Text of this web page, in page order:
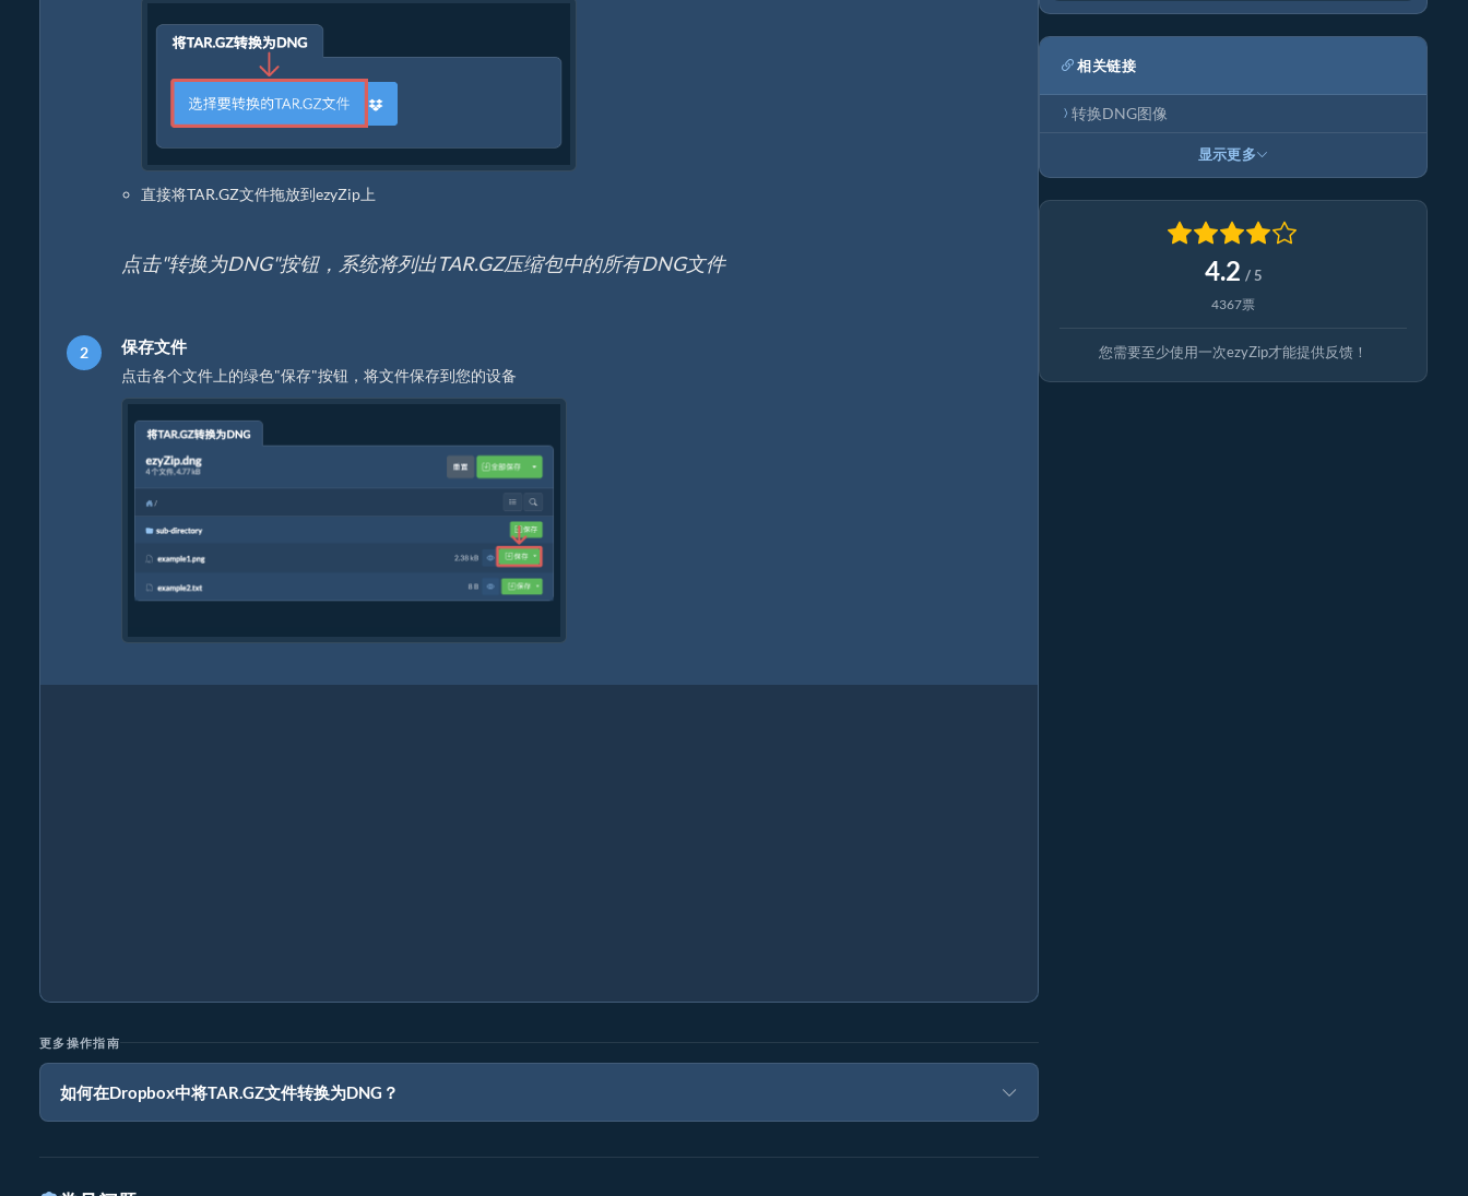
直接将TAR.GZ文件拖放到ezyZip上
点击"转换为DNG"按钮，系统将列出TAR.GZ压缩包中的所有DNG文件
保存文件
点击各个文件上的绿色"保存"按钮，将文件保存到您的设备
更多操作指南
如何在Dropbox中将TAR.GZ文件转换为DNG？
相关链接
转换DNG图像
显示更多
4.2 / 5
4367票
您需要至少使用一次ezyZip才能提供反馈！